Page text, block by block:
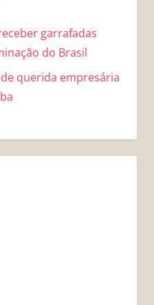
garrafadas
do Brasil
querida empresária